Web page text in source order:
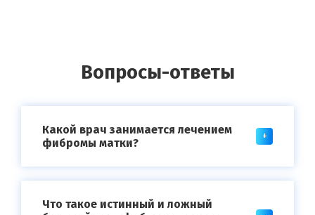
Вопросы-ответы
Какой врач занимается лечением
фибромы матки?
Что такое истинный и ложный